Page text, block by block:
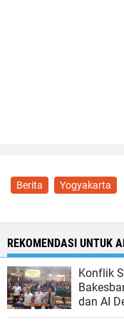
Berita Yogyakarta
REKOMENDASI UNTUK
Konflik
dan AI